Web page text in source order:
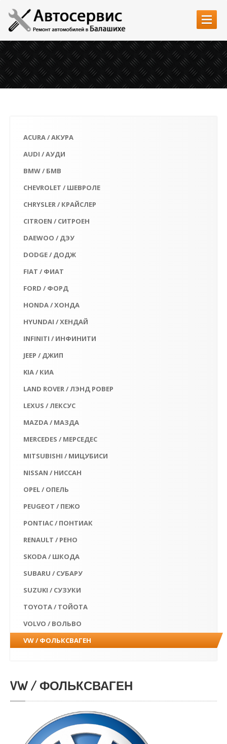
Главная
Услуги
Автозапчасти
ACURA / АКУРА
AUDI / АУДИ
BMW / БМВ
CHEVROLET / ШЕВРОЛЕ
CHRYSLER / КРАЙСЛЕР
CITROEN / СИТРОЕН
DAEWOO / ДЭУ
DODGE / ДОДЖ
FIAT / ФИАТ
FORD / ФОРД
HONDA / ХОНДА
HYUNDAI / ХЕНДАЙ
INFINITI / ИНФИНИТИ
JEEP / ДЖИП
KIA / КИА
LAND ROVER / ЛЭНД РОВЕР
LEXUS / ЛЕКСУС
MAZDA / МАЗДА
MERCEDES / МЕРСЕДЕС
MITSUBISHI / МИЦУБИСИ
NISSAN / НИССАН
OPEL / ОПЕЛЬ
PEUGEOT / ПЕЖО
PONTIAC / ПОНТИАК
RENAULT / РЕНО
SKODA / ШКОДА
SUBARU / СУБАРУ
SUZUKI / СУЗУКИ
TOYOTA / ТОЙОТА
VOLVO / ВОЛЬВО
VW / ФОЛЬКСВАГЕН
VW / ФОЛЬКСВАГЕН